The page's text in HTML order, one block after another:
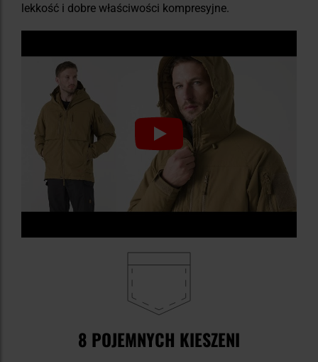
lekkość i dobre właściwości kompresyjne.
8 POJEMNYCH KIESZENI